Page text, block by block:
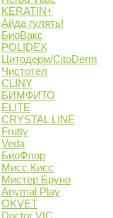
KERATIN+
Айда гулять!
БиоВакс
POLIDEX
Цитодерм/CitoDerm
Чистотел
CLINY
БИМФИТО
ELITE
CRYSTAL LINE
Frutty
Veda
БиоФлор
Мисс Кисс
Мистер Бруно
Anymal Play
OKVET
Doctor VIC